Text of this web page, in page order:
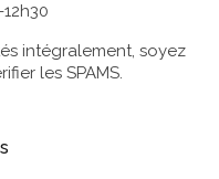
intégralement, soyez
les SPAMS.